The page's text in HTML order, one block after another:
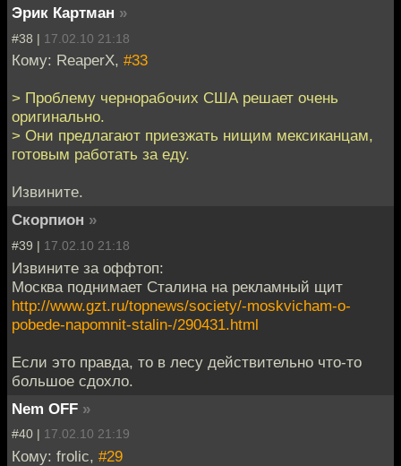
Эрик Картман »
#38 | 17.02.10 21:18
Кому: ReaperX, #33
> Проблему чернорабочих США решает очень
оригинально.
> Они предлагают приезжать нищим мексиканцам,
готовым работать за еду.
Извините.
Скорпион »
#39 | 17.02.10 21:18
Извините за оффтоп:
Москва поднимает Сталина на рекламный щит
http://www.gzt.ru/topnews/society/-moskvicham-o-
pobede-napomnit-stalin-/290431.html
Если это правда, то в лесу действительно что-то
большое сдохло.
Nem OFF »
#40 | 17.02.10 21:19
Кому: frolic, #29